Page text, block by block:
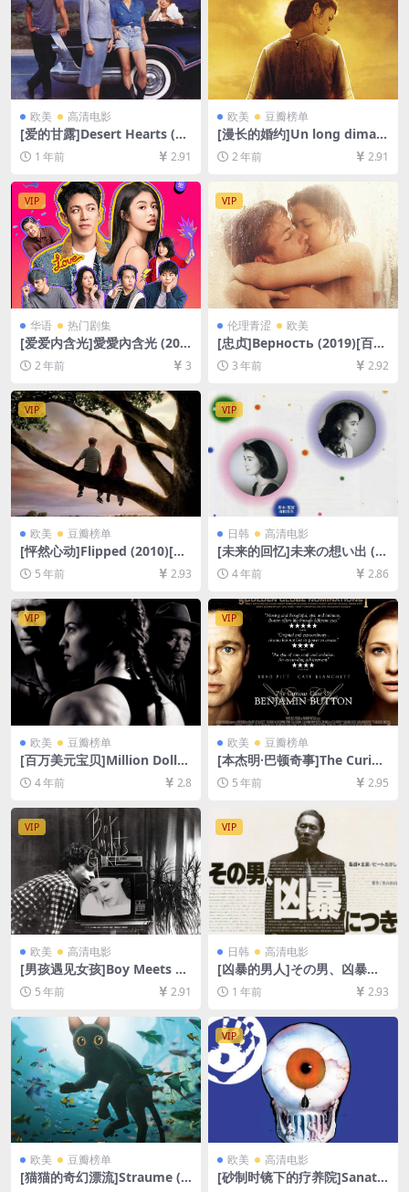
欧美 高清电影
[爱的甘露]Desert Hearts (19
85)[百度网盘+夸克网盘1080P
超清未删减资源][网盘在线播
放/下载][MP4/6GB][中英字
幕]
1 年前 2.91
欧美 豆瓣榜单
[漫长的婚约]Un long diman
che de fiançailles (2004)[百
度网盘+夸克网盘1080P超清
未删减资源][网盘在线播放/下
载][MP4/8.6GB][中文字幕]
2 年前 2.91
VIP
华语 热门剧集
[爱爱内含光]愛愛內含光 (202
4)[百度网盘+夸克网盘1080P
超清未删减资源][网盘在线播
幕]
2 年前 3
VIP
伦理青涩 欧美
[忠贞]Верность (2019)[百度
网盘+夸克网盘1080P超清未
删减资源][网盘在线播放/下
[视频文件+防和谐加密压缩包]
3 年前 2.92
VIP
欧美 豆瓣榜单
[怦然心动]Flipped (2010)[百
度网盘+迅雷云盘资源1080P
超清未删减][MP4/5.8GB][中
英字幕]
5 年前 2.93
VIP
日韩 高清电影
[未来的回忆]未来の想い出 (1
992)[百度网盘+迅雷云盘资源
1080P超清未删减][MP4/7.6G
B][日语中字]
4 年前 2.86
VIP
欧美 豆瓣榜单
[百万美元宝贝]Million Dollar
Baby (2004)[百度网盘+迅雷
云盘资源1080P超清未删减]
[MP4/8.6GB][中英字幕]
4 年前 2.8
VIP
欧美 豆瓣榜单
[本杰明·巴顿奇事]The Curiou
s Case of Benjamin Button
(2008)[百度网盘+迅雷云盘资
源1080P超清未删减][MP4/10
GB][中英字幕]
5 年前 2.95
VIP
欧美 高清电影
[男孩遇见女孩]Boy Meets Gi
rl (1984)[百度网盘+迅雷云盘
资源1080P超清未删减][MP4/
5 年前 2.91
VIP
日韩 高清电影
[凶暴的男人]その男、凶暴に
つき (1989)[百度网盘+夸克网
盘1080P超清未删减资源][网
B][中文字幕]
1 年前 2.93
欧美 豆瓣榜单
[猫猫的奇幻漂流]Straume (2
VIP
欧美 高清电影
[砂制时镜下的疗养院]Sanato